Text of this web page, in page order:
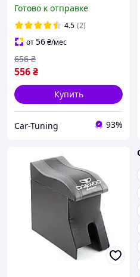
обвес Бокс бардачок
Tuning Аксессуары
Готово к отправке
4.5 (2)
от56₴/мес
556₴
656 ₴
Купить
Car-Tuning 93%